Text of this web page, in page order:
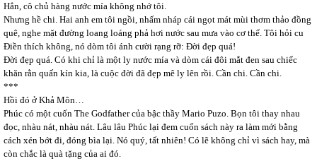
Hẳn, cô chủ hàng nước mía không nhớ tôi.
Nhưng hề chi. Hai anh em tôi ngồi, nhấm nháp cái ngọt mát mùi thơm thảo đồng
quê, nghe mặt đường loang loáng phả hơi nước sau mưa vào cơ thể. Tôi hỏi cu
Điền thích không, nó dòm tôi ánh cười rạng rỡ: Đời đẹp quá!
Đời đẹp quá. Có khi chỉ là một ly nước mía và dòm cái đôi mắt đen sau chiếc
khăn rằn quấn kín kia, là cuộc đời đã đẹp mê ly lên rồi. Cần chi. Cần chi.
***
Hồi đó ở Khả Môn…
Phúc có một cuốn The Godfather của bậc thầy Mario Puzo. Bọn tôi thay nhau
đọc, nhàu nát, nhàu nát. Lâu lâu Phúc lại đem cuốn sách này ra làm mới bằng
cách xén bớt đi, đóng bìa lại. Nó quý, tất nhiên! Có lẽ không chỉ vì sách hay, mà
còn chắc là quà tặng của ai đó.